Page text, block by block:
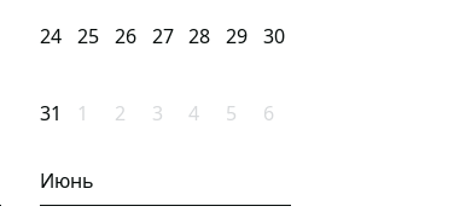
24 25 26 27 28 29 30
31 1 2 3 4 5 6
Июнь